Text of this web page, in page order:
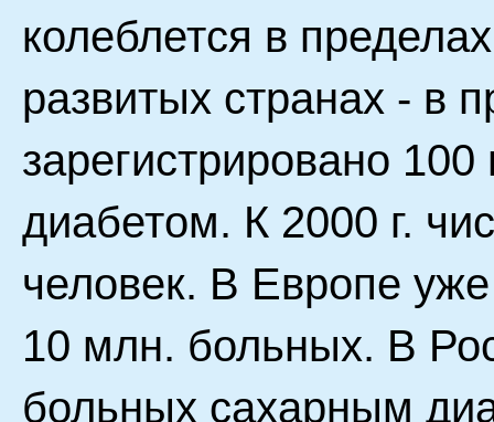
колеблется в
развитых странах - в
зарегистрировано
диабетом. К 2000 г.
человек. В Европе
10 млн. больных. В
больных сахарным